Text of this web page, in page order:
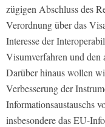
zügigen Abschluss des
Verordnung über das
Interesse der
Visumverfahren und den
Darüber hinaus wollen
Verbesserung der
Informationsaustauschs
insbesondere das EU-